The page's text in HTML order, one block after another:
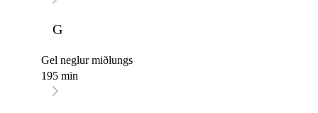
G
Gel neglur miðlungs
195 min